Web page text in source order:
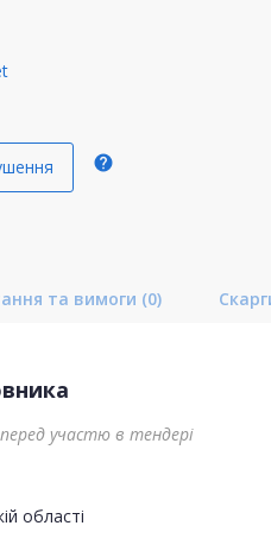
help
та вимоги (0)
участю в тендері
області